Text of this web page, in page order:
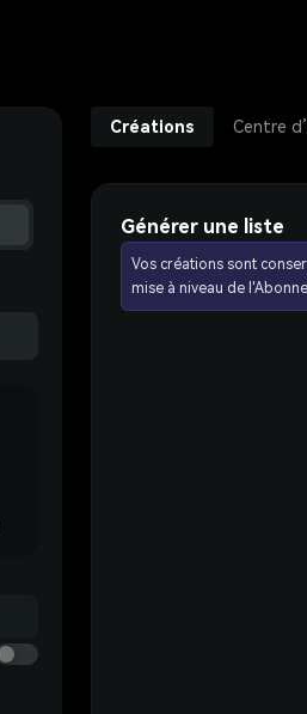
Créations Centre
Générer une liste
Vos créations sont
mise à niveau de